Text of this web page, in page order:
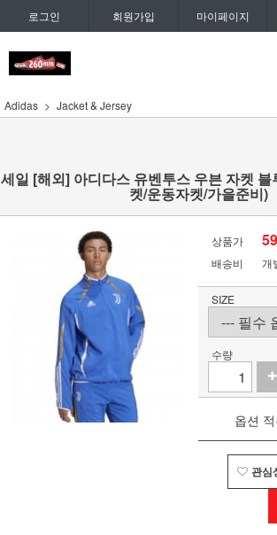
로그인 회원가입 마이페이지
Adidas Jacket & Jersey
세일 [해외] 아디다스 유벤투스 우븐 자켓
켓/운동자켓/가을준비)
상품가
배송비
개
SIZE
수량
옵션
관심